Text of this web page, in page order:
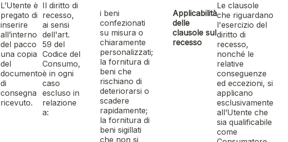
L’Utente è
pregato di
inserire
all’interno
del pacco
una copia
del
documento
di
consegna
ricevuto.
Il diritto di
recesso,
ai sensi
dell'art.
59 del
Codice del
Consumo,
è in ogni
caso
escluso in
relazione
a:
i beni
confezionati
su misura o
chiaramente
personalizzati;
la fornitura di
beni che
rischiano di
deteriorarsi o
scadere
rapidamente;
la fornitura di
beni sigillati
che non si
Applicabilità
delle
clausole sul
recesso
Le clausole
che riguardano
l'esercizio del
diritto di
recesso,
nonché le
relative
conseguenze
ed eccezioni, si
applicano
esclusivamente
all’Utente che
sia qualificabile
come